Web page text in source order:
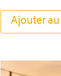
Ajouter